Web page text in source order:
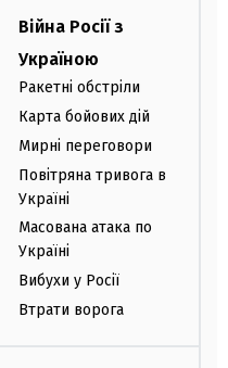
Війна Росії з
Україною
Ракетні обстріли
Карта бойових дій
Мирні переговори
Повітряна тривога в
Україні
Масована атака по
Україні
Вибухи у Росії
Втрати ворога